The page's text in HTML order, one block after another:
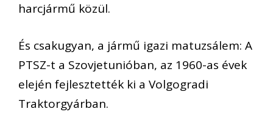
harcjármű közül.
És csakugyan, a jármű igazi matuzsálem: A
PTSZ-t a Szovjetunióban, az 1960-as évek
elején fejlesztették ki a Volgogradi
Traktorgyárban.